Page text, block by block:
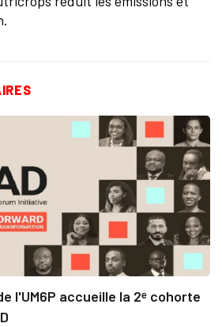
l'UM6P accueille la 2ᵉ cohorte